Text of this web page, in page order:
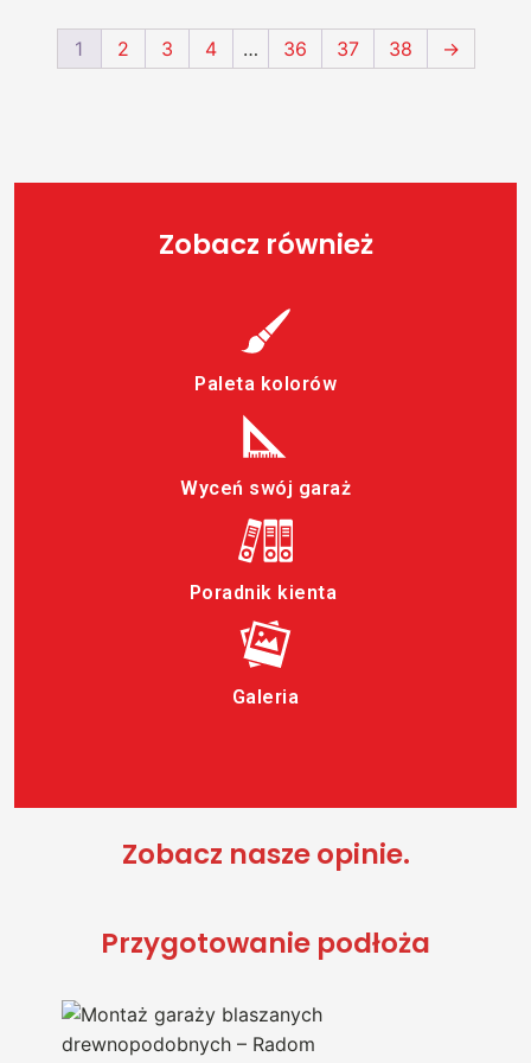
1 2 3 4 … 36 37 38 →
Zobacz również
Paleta kolorów
Wyceń swój garaż
Poradnik kienta
Galeria
Zobacz nasze opinie.
Przygotowanie podłoża